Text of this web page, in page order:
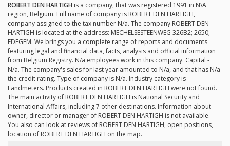
ROBERT DEN HARTIGH is a company, that was registered 1991 in N\A
region, Belgium. Full name of company is ROBERT DEN HARTIGH,
company assigned to the tax number N/a. The company ROBERT DEN
HARTIGH is located at the address: MECHELSESTEENWEG 326B2; 2650;
EDEGEM. We brings you a complete range of reports and documents
featuring legal and financial data, facts, analysis and official information
from Belgium Registry. N/a employees work in this company. Capital -
N/a. The company's sales for last year amounted to N/a, and that has N/a
the credit rating. Type of company is N/a. Industry category is
Landmeters. Products created in ROBERT DEN HARTIGH were not found.
The main activity of ROBERT DEN HARTIGH is National Security and
International Affairs, including 7 other destinations. Information about
owner, director or manager of ROBERT DEN HARTIGH is not available.
You also can look at reviews of ROBERT DEN HARTIGH, open positions,
location of ROBERT DEN HARTIGH on the map.